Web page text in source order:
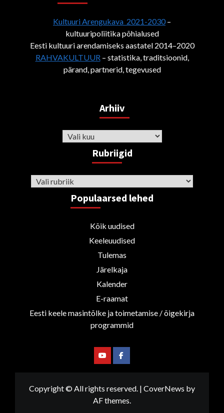
Kultuuri Arengukava 2021-2030–
kultuuripoliitika põhialused
Eesti kultuuri arendamiseks aastatel 2014–2020
RAHVAKULTUUR – statistika, traditsioonid,
pärand, partnerid, tegevused
Arhiiv
Arhiiv
Rubriigid
Rubriigid
Populaarsed lehed
Kõik uudised
Keeleuudised
Tulemas
Järelkaja
Kalender
E-raamat
Eesti keele masintõlke ja toimetamise / õigekirja
programmid
YoutubeFacebook
Copyright © All rights reserved. | CoverNews by
AF themes.